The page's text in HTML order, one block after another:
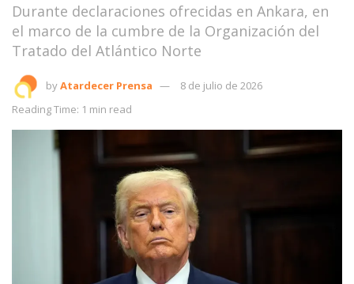
Durante declaraciones ofrecidas en Ankara, en
el marco de la cumbre de la Organización del
Tratado del Atlántico Norte
byAtardecer Prensa
8 de julio de 2026
Reading Time: 1 min read